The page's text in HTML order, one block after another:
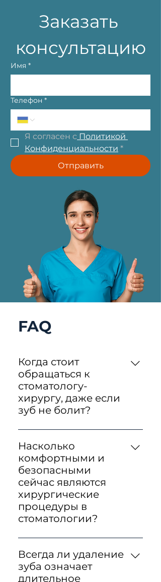
Заказать
консультацию
Имя *
Телефон *
Я согласен с Политикой
Конфиденциальности *
Отправить
FAQ
Когда стоит
обращаться к
стоматологу-
хирургу, даже если
зуб не болит?
Большинство зубных
проблем не видно на
поверхности, поэтому мы
рекомендуем проходить
осмотр раз в полгода. Так
врач проверит состояние
зубов и дёсен и подскажет,
нужно ли обращаться к
понять, что требуется
хирургическое
вмешательство, крайне
сложно.
Насколько
комфортными и
безопасными
сейчас являются
хирургические
процедуры в
стоматологии?
Благодаря качественной
анестезии процедуры
проходят безболезненно.
3D-планирование и
Всегда ли удаление
зуба означает
длительное